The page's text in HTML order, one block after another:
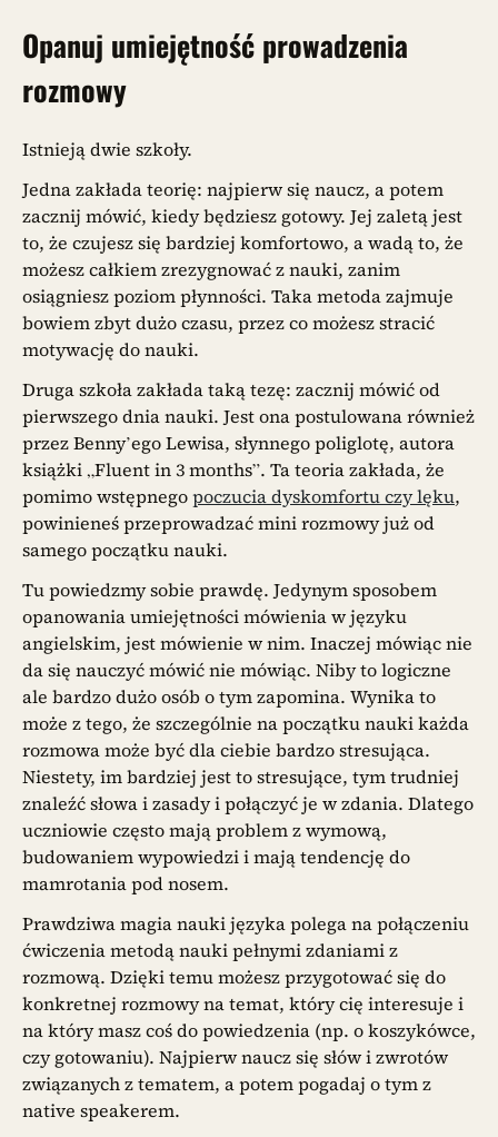
Opanuj umiejętność prowadzenia
rozmowy
Istnieją dwie szkoły.
Jedna zakłada teorię: najpierw się naucz, a potem
zacznij mówić, kiedy będziesz gotowy. Jej zaletą jest
to, że czujesz się bardziej komfortowo, a wadą to, że
możesz całkiem zrezygnować z nauki, zanim
osiągniesz poziom płynności. Taka metoda zajmuje
bowiem zbyt dużo czasu, przez co możesz stracić
motywację do nauki.
Druga szkoła zakłada taką tezę: zacznij mówić od
pierwszego dnia nauki. Jest ona postulowana również
przez Benny’ego Lewisa, słynnego poliglotę, autora
książki „Fluent in 3 months”. Ta teoria zakłada, że
pomimo wstępnegopoczucia dyskomfortu czy lęku,
powinieneś przeprowadzać mini rozmowy już od
samego początku nauki.
Tu powiedzmy sobie prawdę. Jedynym sposobem
opanowania umiejętności mówienia w języku
angielskim, jest mówienie w nim. Inaczej mówiąc nie
da się nauczyć mówić nie mówiąc. Niby to logiczne
ale bardzo dużo osób o tym zapomina. Wynika to
może z tego, że szczególnie na początku nauki każda
rozmowa może być dla ciebie bardzo stresująca.
Niestety, im bardziej jest to stresujące, tym trudniej
znaleźć słowa i zasady i połączyć je w zdania. Dlatego
uczniowie często mają problem z wymową,
budowaniem wypowiedzi i mają tendencję do
mamrotania pod nosem.
Prawdziwa magia nauki języka polega na połączeniu
ćwiczenia metodą nauki pełnymi zdaniami z
rozmową. Dzięki temu możesz przygotować się do
konkretnej rozmowy na temat, który cię interesuje i
na który masz coś do powiedzenia (np. o koszykówce,
czy gotowaniu). Najpierw naucz się słów i zwrotów
związanych z tematem, a potem pogadaj o tym z
native speakerem.